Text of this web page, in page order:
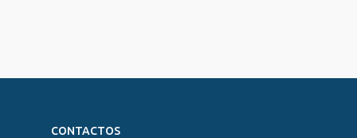
CONTACTOS